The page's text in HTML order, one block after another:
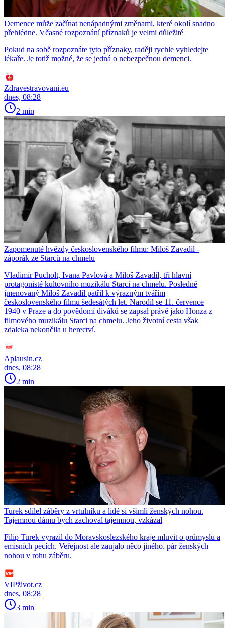
Demence může začínat nenápadnými změnami, které okolí snadno
přehlédne. Včasné rozpoznání příznaků je velmi důležité
Pokud na sobě rozpoznáte tyto příznaky, raději rychle vyhledejte
lékaře. Je totiž možné, že se jedná o nebezpečnou demenci.
Zdravestravovani.eu
dnes, 08:28
2 min
Zapomenuté hvězdy československého filmu: Miloš Zavadil -
záporák ze Starců na chmelu
Vladimír Pucholt, Ivana Pavlová a Miloš Zavadil, tři hlavní
protagonisté kultovního muzikálu Starci na chmelu. Posledně
jmenovaný Miloš Zavadil patřil k výrazným tvářím
československého filmu šedesátých let. Narodil se 11. července
1940 v Praze a do povědomí diváků se zapsal právě jako Honza z
filmového muzikálu Starci na chmelu. Jeho životní cesta však
zdaleka nekončila u herectví.
Aplausin.cz
dnes, 08:28
2 min
Turek sdílel záběry z vrtulníku a lidé si všimli ženských nohou.
Tajemnou dámu bych zachoval tajemnou, vzkázal
Filip Turek vyrazil do Moravskoslezského kraje mluvit o průmyslu a
emisních pecích. Veřejnost ale zaujalo něco jiného, pár ženských
nohou v rohu záběru.
VIPživot.cz
dnes, 08:28
3 min